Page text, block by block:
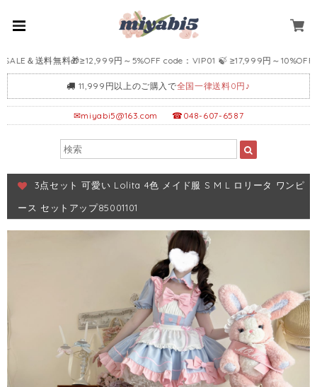
＆送料無料🎁≥12,999円～5%OFF code：VIP01 🍃 ≥17,999円～10%OFF
11,999円以上のご購入で全国一律送料0円♪
✉miyabi5@163.com ☎048-607-6587
3点セット 可愛い Lolita 4色 メイド服 S M L ロリータ ワンピ
ース セットアップ85001101